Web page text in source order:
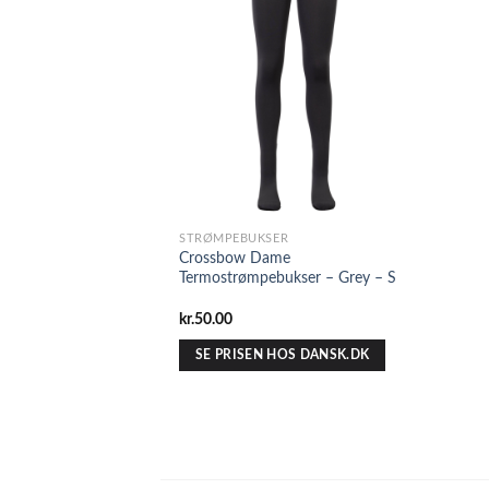
STRØMPEBUKSER
Crossbow Dame
Termostrømpebukser – Grey – S
kr.50.00
SE PRISEN HOS DANSK.DK